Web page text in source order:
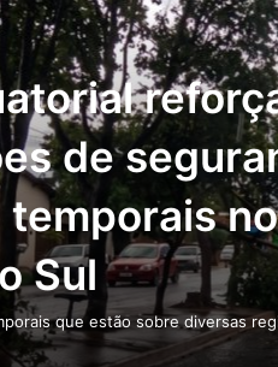
de
Sul
que estão sobre diversas